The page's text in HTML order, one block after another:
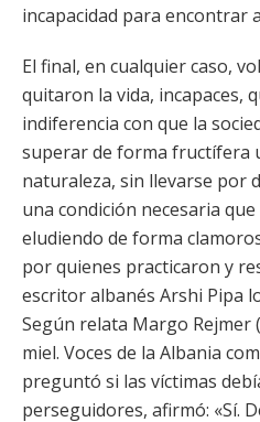
incapacidad para encontrar
El final, en cualquier caso,
quitaron la vida, incapaces,
indiferencia con que la
superar de forma fructífera
naturaleza, sin llevarse por
una condición necesaria
eludiendo de forma
por quienes practicaron y
escritor albanés Arshi Pipa
Según relata Margo Rejmer
miel. Voces de la Albania
preguntó si las víctimas
perseguidores, afirmó: «Sí.